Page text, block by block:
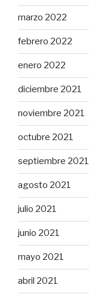
marzo 2022
febrero 2022
enero 2022
diciembre 2021
noviembre 2021
octubre 2021
septiembre 2021
agosto 2021
julio 2021
junio 2021
mayo 2021
abril 2021